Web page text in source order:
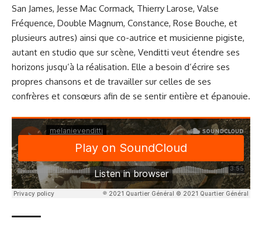
San James, Jesse Mac Cormack, Thierry Larose, Valse
Fréquence, Double Magnum, Constance, Rose Bouche, et
plusieurs autres) ainsi que co-autrice et musicienne pigiste,
autant en studio que sur scène, Venditti veut étendre ses
horizons jusqu’à la réalisation. Elle a besoin d’écrire ses
propres chansons et de travailler sur celles de ses
confrères et consœurs afin de se sentir entière et épanouie.